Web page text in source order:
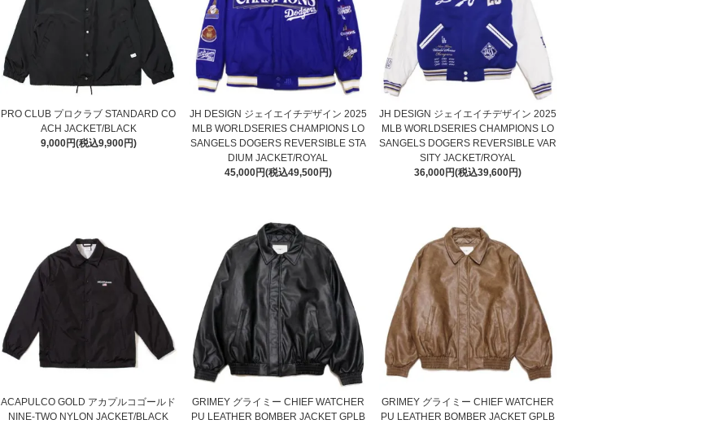
PRO CLUB プロクラブ STANDARD CO
ACH JACKET/BLACK
9,000円(税込9,900円)
JH DESIGN ジェイエイチデザイン 2025
MLB WORLDSERIES CHAMPIONS LO
SANGELS DOGERS REVERSIBLE STA
DIUM JACKET/ROYAL
45,000円(税込49,500円)
JH DESIGN ジェイエイチデザイン 2025
MLB WORLDSERIES CHAMPIONS LO
SANGELS DOGERS REVERSIBLE VAR
SITY JACKET/ROYAL
36,000円(税込39,600円)
ACAPULCO GOLD アカプルコゴールド
NINE-TWO NYLON JACKET/BLACK
GRIMEY グライミー CHIEF WATCHER
PU LEATHER BOMBER JACKET GPLB
GRIMEY グライミー CHIEF WATCHER
PU LEATHER BOMBER JACKET GPLB